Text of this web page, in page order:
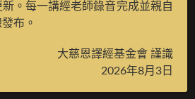
廣論
。每一講經老師錄音完成並親自
布。
大慈恩譯經基金會 謹識
2026年8月3日